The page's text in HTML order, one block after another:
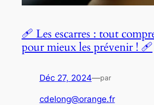
🩹 Les escarres : tout
pour mieux les prévenir ! 🩹
Déc 27, 2024—par
cdelong@orange.fr